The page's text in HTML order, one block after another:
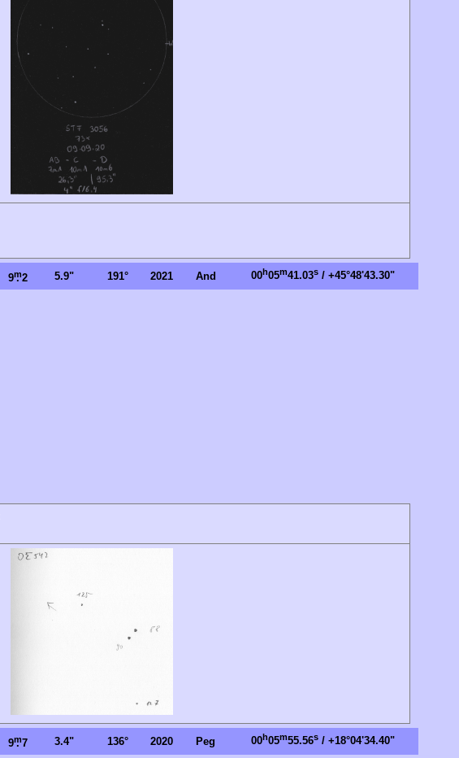
9m
. 2 5.9" 191° 2021 And 00h05m41.03s / +45°48'43.30"
9m
. 7 3.4" 136° 2020 Peg 00h05m55.56s / +18°04'34.40"